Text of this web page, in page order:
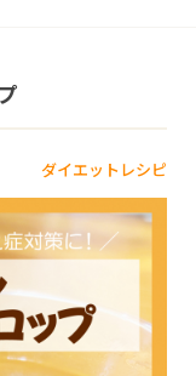
ダイエットレシピ